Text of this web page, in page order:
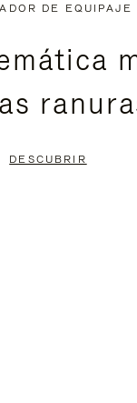
DE EQUIPAJE
DESCUBRIR